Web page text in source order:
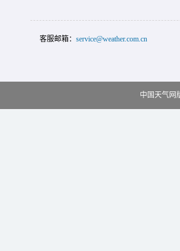
客服邮箱： service@weather.com.cn
中国天气